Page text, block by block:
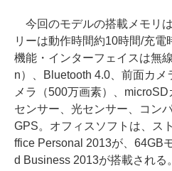
今回のモデルの搭載メモリ
リーは動作時間約10時間/充電
機能・インターフェイスは無
n）、Bluetooth 4.0、前面カメ
メラ（500万画素）、
センサー、光センサー、コン
GPS。オフィスソフトは、ス
ffice Personal 2013が、64GB
d Business 2013が搭載される。